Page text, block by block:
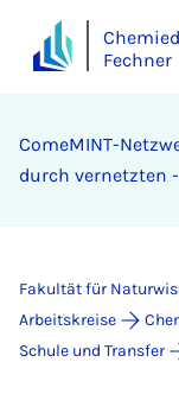
Fechner
Co­me­MINT-
durch ver­netz­ten
Fakultät für
Arbeitskreise
Schule und Transfer